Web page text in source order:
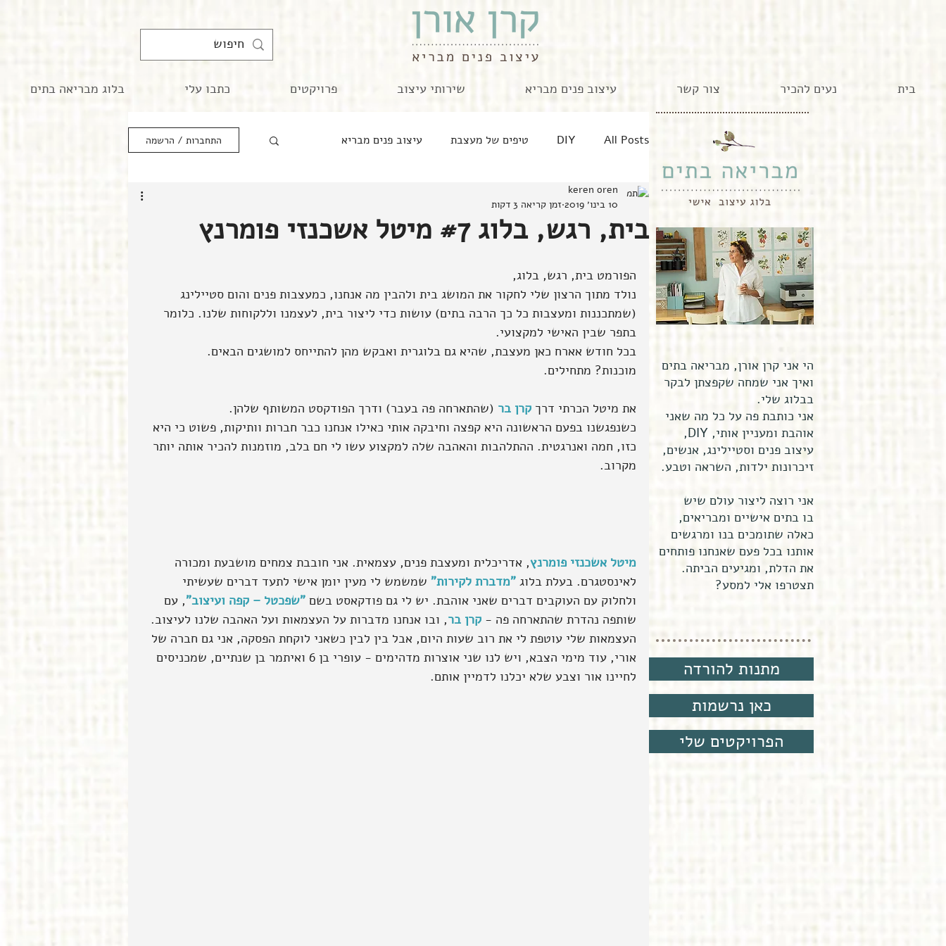
בית נעים להכיר צור קשר עיצוב פנים מבריא שירותי עיצוב פרויקטים כתבו עלי בלוג מבריאה בתים
All Posts
DIY טיפים של מעצבת עיצוב פנים מבריא
בית רגש בלוג
יוצרות זיכרונות
התחברות / הרשמה
בית, רגש, בלוג #7 מיטל אשכנזי פומרנץ
keren oren
10 בינו׳ 2019
זמן קריאה 3 דקות
הפורמט בית, רגש, בלוג,
נולד מתוך הרצון שלי לחקור את המושג בית ולהבין מה אנחנו, כמעצבות פנים והום סטיילינג
(שמתכננות ומעצבות כל כך הרבה בתים) עושות כדי ליצור בית, לעצמנו וללקוחות שלנו. כלומר
בתפר שבין האישי למקצועי.
בכל חודש אארח כאן מעצבת, שהיא גם בלוגרית ואבקש מהן להתייחס למושגים הבאים.
מוכנות? מתחילים.
את מיטל הכרתי דרך קרן בר (שהתארחה פה בעבר) ודרך הפודקסט המשותף שלהן.
כשנפגשנו בפעם הראשונה היא קפצה וחיבקה אותי כאילו אנחנו כבר חברות וותיקות, פשוט כי היא
כזו, חמה ואנרגטית. ההתלהבות והאהבה שלה למקצוע עשו לי חם בלב, מוזמנות להכיר אותה יותר
מקרוב.
מיטל אשכנזי פומרנץ, אדריכלית ומעצבת פנים, עצמאית. אני חובבת צמחים מושבעת ומכורה
לאינסטגרם. בעלת בלוג "מדברת לקירות" שמשמש לי מעין יומן אישי לתעד דברים שעשיתי
ולחלוק עם העוקבים דברים שאני אוהבת. יש לי גם פודקאסט בשם "שפכטל – קפה ועיצוב", עם
שותפה נהדרת שהתארחה פה - קרן בר, ובו אנחנו מדברות על העצמאות ועל האהבה שלנו לעיצוב.
העצמאות שלי עוטפת לי את רוב שעות היום, אבל בין לבין כשאני לוקחת הפסקה, אני גם חברה של
אורי, עוד מימי הצבא, ויש לנו שני אוצרות מדהימים - עופרי בן 6 ואיתמר בן שנתיים, שמכניסים
לחיינו אור וצבע שלא יכלנו לדמיין אותם.
הי אני קרן אורן, מבריאה בתים
ואיך אני שמחה שקפצתן לבקר
בבלוג שלי.
אני כותבת פה על כל מה שאני
אוהבת ומעניין אותי, DIY,
עיצוב פנים וסטיילינג, אנשים,
זיכרונות ילדות, השראה וטבע.
אני רוצה ליצור עולם שיש
בו בתים אישיים ומבריאים,
כאלה שתומכים בנו ומרגשים
אותנו בכל פעם שאנחנו פותחים
את הדלת, ומגיעים הביתה.
תצטרפו אלי למסע?
מתנות להורדה
כאן נרשמות
הפרויקטים שלי